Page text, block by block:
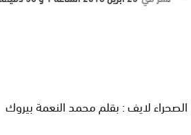
الصحراء لايف : بقلم محمد النعمة بيروك